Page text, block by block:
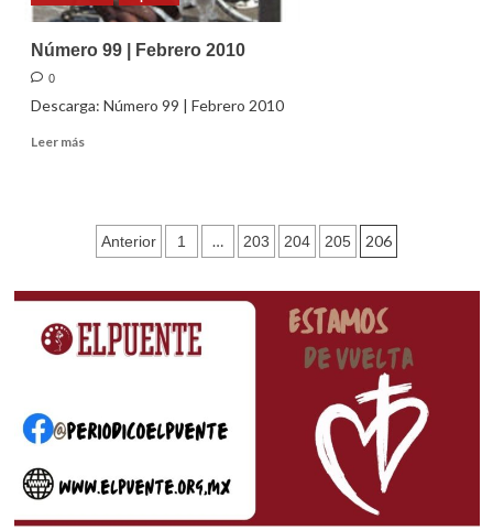
Número 99 | Febrero 2010
0
Descarga: Número 99 | Febrero 2010
Leer másLeer
99
Febrero
Paginación
entradas
Anterior 1 … 203 204 205 206